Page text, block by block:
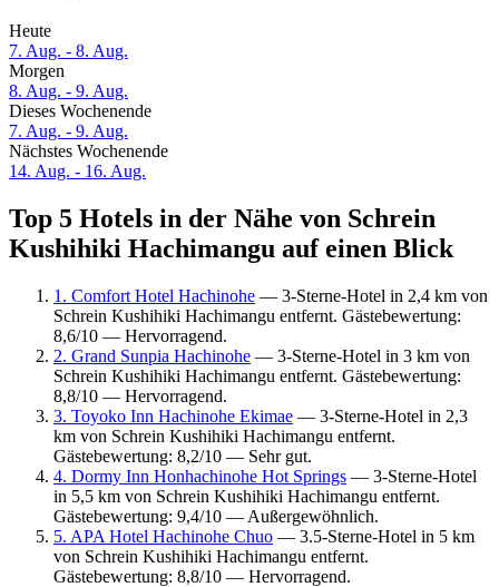
Heute
7. Aug. - 8. Aug.
Morgen
8. Aug. - 9. Aug.
Dieses Wochenende
7. Aug. - 9. Aug.
Nächstes Wochenende
14. Aug. - 16. Aug.
Top 5 Hotels in der Nähe von Schrein
Kushihiki Hachimangu auf einen Blick
1. Comfort Hotel Hachinohe — 3-Sterne-Hotel in 2,4 km von
Schrein Kushihiki Hachimangu entfernt. Gästebewertung:
8,6/10 — Hervorragend.
2. Grand Sunpia Hachinohe — 3-Sterne-Hotel in 3 km von
Schrein Kushihiki Hachimangu entfernt. Gästebewertung:
8,8/10 — Hervorragend.
3. Toyoko Inn Hachinohe Ekimae — 3-Sterne-Hotel in 2,3
km von Schrein Kushihiki Hachimangu entfernt.
Gästebewertung: 8,2/10 — Sehr gut.
4. Dormy Inn Honhachinohe Hot Springs — 3-Sterne-Hotel
in 5,5 km von Schrein Kushihiki Hachimangu entfernt.
Gästebewertung: 9,4/10 — Außergewöhnlich.
5. APA Hotel Hachinohe Chuo — 3.5-Sterne-Hotel in 5 km
von Schrein Kushihiki Hachimangu entfernt.
Gästebewertung: 8,8/10 — Hervorragend.